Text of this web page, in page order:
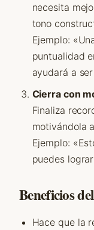
necesita
tono
Ejemplo:
puntualidad
ayudará a
Cierra con
Finaliza
motivándola
Ejemplo:
puedes
Beneficios
Hace que la